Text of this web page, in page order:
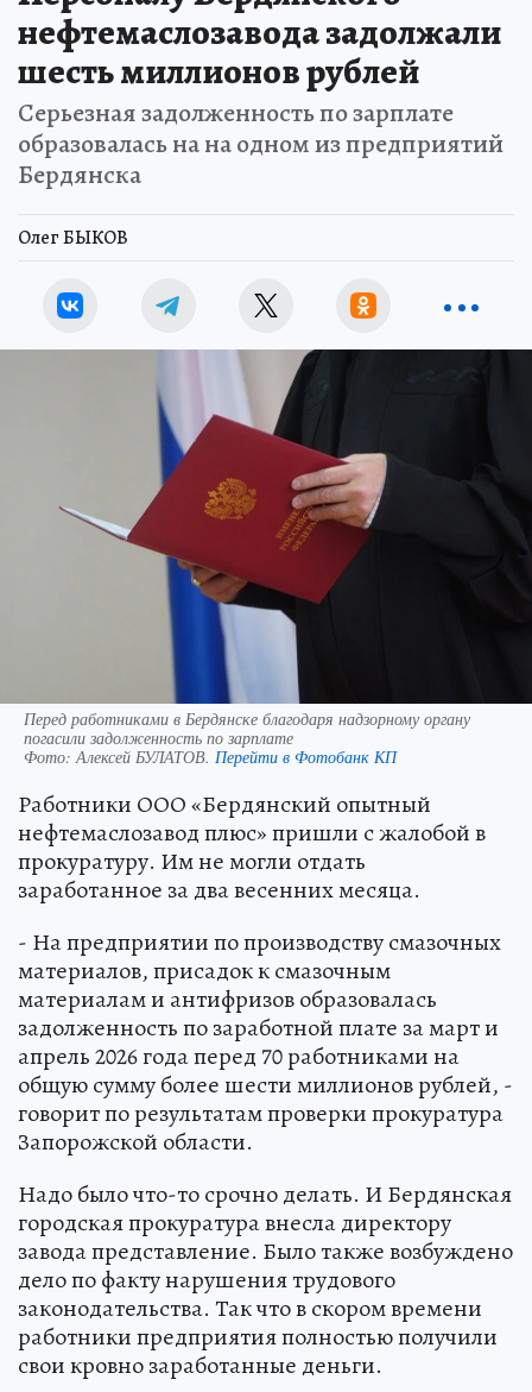
нефтемаслозавода задолжали
шесть миллионов рублей
Серьезная задолженность по зарплате
образовалась на на одном из предприятий
Бердянска
Олег БЫКОВ
Перед работниками в Бердянске благодаря надзорному органу
погасили задолженность по зарплате
Фото:Алексей БУЛАТОВ. Перейти в Фотобанк КП
Работники ООО «Бердянский опытный
нефтемаслозавод плюс» пришли с жалобой в
прокуратуру. Им не могли отдать
заработанное за два весенних месяца.
- На предприятии по производству смазочных
материалов, присадок к смазочным
материалам и антифризов образовалась
задолженность по заработной плате за март и
апрель 2026 года перед 70 работниками на
общую сумму более шести миллионов рублей, -
говорит по результатам проверки прокуратура
Запорожской области.
Надо было что-то срочно делать. И Бердянская
городская прокуратура внесла директору
завода представление. Было также возбуждено
дело по факту нарушения трудового
законодательства. Так что в скором времени
работники предприятия полностью получили
свои кровно заработанные деньги.